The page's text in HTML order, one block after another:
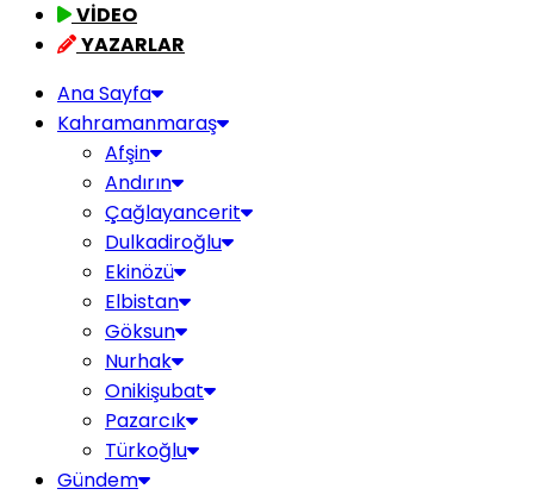
VİDEO
YAZARLAR
Ana Sayfa
Kahramanmaraş
Afşin
Andırın
Çağlayancerit
Dulkadiroğlu
Ekinözü
Elbistan
Göksun
Nurhak
Onikişubat
Pazarcık
Türkoğlu
Gündem